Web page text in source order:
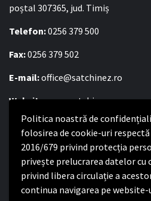
Politica noastră de
folosirea de cookie-uri
2016/679 privind protecția
privește prelucrarea datelor cu
privind libera circulație a
continua navigarea pe
poștal 307365, jud. Timiș
Telefon:0256 379 500
Fax:0256 379 502
E-mail:office@satchinez.ro
Website:www.satchinez.ro
Program cu publicul:
Luni – Joi:8:00-16:30
Vineri:8:00 – 14:00